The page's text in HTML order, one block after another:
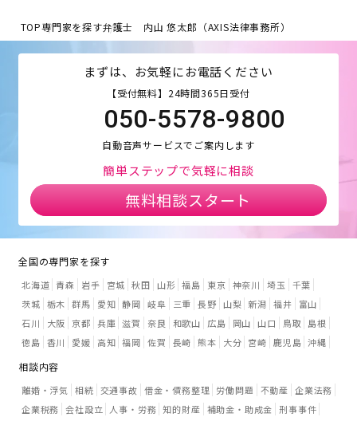
TOP専門家を探す弁護士 内山 悠太郎（AXIS法律事務所）
まずは、お気軽にお電話ください
【受付無料】24時間365日受付
050-5578-9800
自動音声サービスでご案内します
簡単ステップで気軽に相談
無料相談スタート
全国の専門家を探す
北海道 青森 岩手 宮城 秋田 山形 福島 東京 神奈川 埼玉
千葉
茨城 栃木 群馬 愛知 静岡 岐阜 三重 長野 山梨 新潟 福井
富山
石川
大阪 京都 兵庫 滋賀 奈良 和歌山 広島 岡山 山口 鳥取
島根
徳島 香川 愛媛 高知 福岡 佐賀 長崎 熊本 大分 宮崎 鹿児島 沖縄
相談内容
離婚・浮気 相続 交通事故 借金・債務整理 労働問題 不動産 企業法務
企業税務 会社設立 人事・労務 知的財産 補助金・助成金 刑事事件